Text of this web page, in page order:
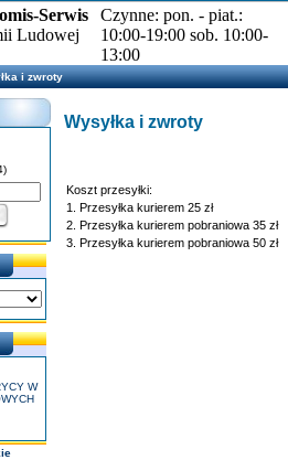
Serwis
Ludowej
Czynne: pon. - piat.:
10:00-19:00 sob. 10:00-
13:00
i zwroty
W
Wysyłka i zwroty
Koszt przesyłki:
1. Przesyłka kurierem 25 zł
2. Przesyłka kurierem pobraniowa 35 zł
3. Przesyłka kurierem pobraniowa 50 zł